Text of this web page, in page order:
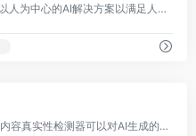
Anote: Anote是一个创建以人为中心的AI解决方案以满足人类需求的AI平台。
Bullshit Detector: 使用AI内容真实性检测器可以对AI生成的内容进行事实核查。